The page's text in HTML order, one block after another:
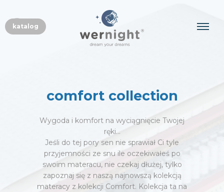
PL
katalog
comfort collection
Wygoda i komfort na wyciągnięcie Twojej
ręki…
Jeśli do tej pory sen nie sprawiał Ci tyle
przyjemności ze snu ile oczekiwałeś po
swoim materacu, nie czekaj dłużej, tylko
zapoznaj się z naszą najnowszą kolekcją
materacy z kolekcji Comfort. Kolekcja ta na